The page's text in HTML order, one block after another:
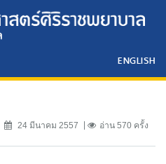
ENGLISH
24 มีนาคม 2557 อ่าน 570 ครั้ง